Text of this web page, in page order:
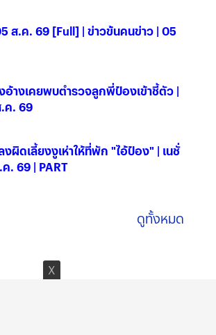
ส.ค. 69 [Full] | ข่าวข้นคนข่าว | 05
างเคยพบตำรวจลูกพี่ป๋องเข้าชี้ตัว |
ค. 69
ดเลี้ยงงูเห่าให้ที่พัก "ไอ้ป๋อง" | เนชั่
. 69 | PART
ดูทั้งหมด